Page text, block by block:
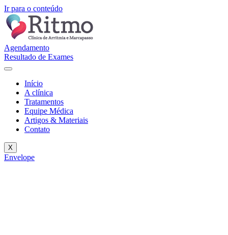
Ir para o conteúdo
Agendamento
Resultado de Exames
Início
A clínica
Tratamentos
Equipe Médica
Artigos & Materiais
Contato
X
Envelope